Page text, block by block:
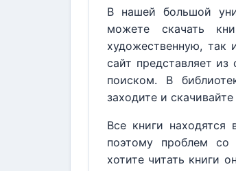
В нашей большой
можете скачать
художественную, так
сайт представляет
поиском. В
заходите и
Все книги находятся
поэтому проблем
хотите читать книги